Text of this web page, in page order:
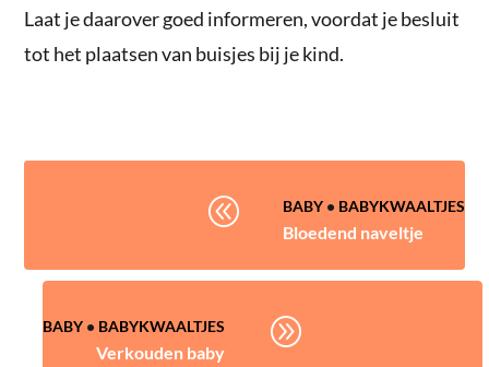
Laat je daarover goed informeren, voordat je besluit
tot het plaatsen van buisjes bij je kind.
@ BABY• BABYKWAALTJES
Bloedend naveltje
BABY• BABYKWAALTJES
Verkouden baby
A